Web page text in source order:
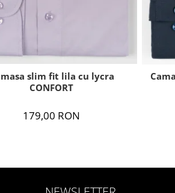
slim fit lila cu lycra
CONFORT
179,00 RON